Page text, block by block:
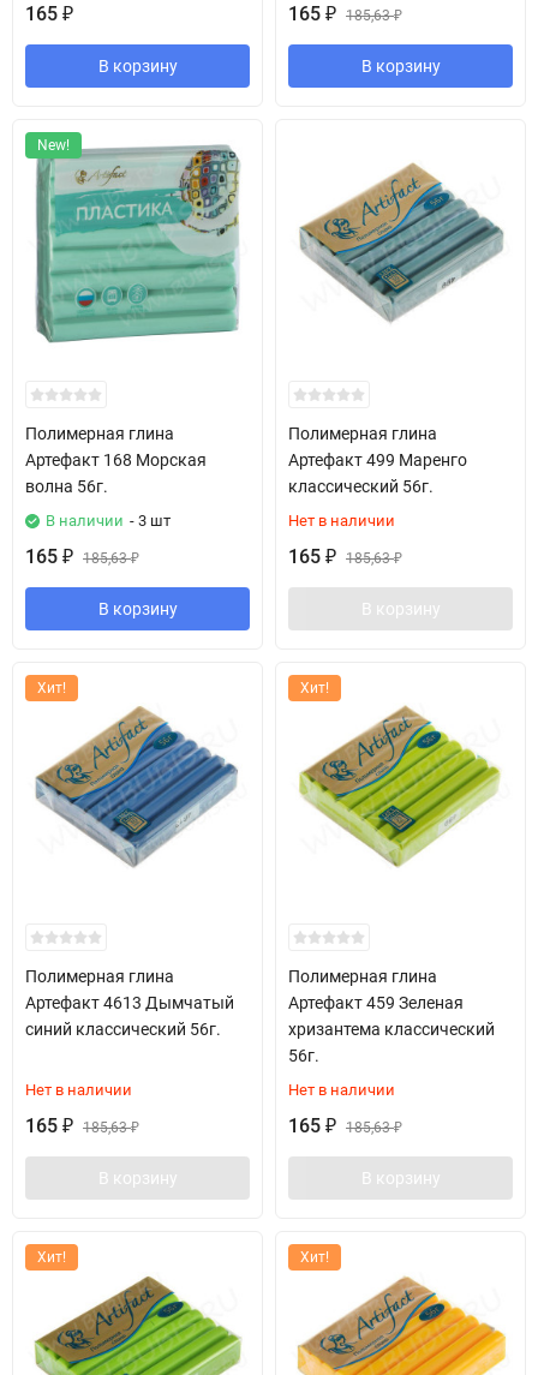
165 ₽
В корзину
165 ₽ 185,63₽
В корзину
New!
Полимерная глина
Артефакт 168 Морская
волна 56г.
В наличии - 3 шт
165 ₽ 185,63₽
В корзину
Полимерная глина
Артефакт 499 Маренго
классический 56г.
Нет в наличии
165 ₽ 185,63₽
В корзину
Хит!
Полимерная глина
Артефакт 4613 Дымчатый
синий классический 56г.
Нет в наличии
165 ₽ 185,63₽
В корзину
Хит!
Полимерная глина
Артефакт 459 Зеленая
хризантема классический
56г.
Нет в наличии
165 ₽ 185,63₽
В корзину
Хит! Хит!